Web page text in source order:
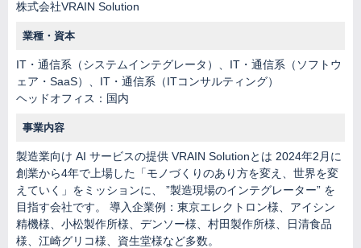
株式会社VRAIN Solution
業種・資本
IT・通信系（システムインテグレータ）、IT・通信系（ソフトウ
ェア・SaaS）、IT・通信系（ITコンサルティング）
ヘッドオフィス：国内
事業内容
製造業向け AI サービスの提供 VRAIN Solutionとは 2024年2月に
創業から4年で上場した「モノづくりのあり方を変え、世界を変
えていく」をミッションに、 ”製造現場のインテグレーター” を
目指す会社です。 導入企業例：東京エレクトロン様、アイシン
精機様、小松製作所様、デンソー様、村田製作所様、日清食品
様、江崎グリコ様、資生堂様など多数。